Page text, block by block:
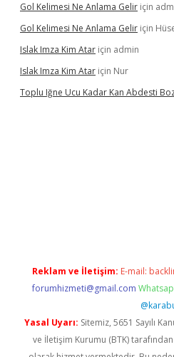
Gol Kelimesi Ne Anlama Gelir için
Gol Kelimesi Ne Anlama Gelir için
Islak Imza Kim Atar için admin
Islak Imza Kim Atar için Nur
Toplu Iğne Ucu Kadar Kan Abdesti
Reklam ve İletişim: E-mail:
forumhizmeti@gmail.com
Yasal Uyarı: Sitemiz, 5651 Sayılı
ve İletişim Kurumu (BTK)